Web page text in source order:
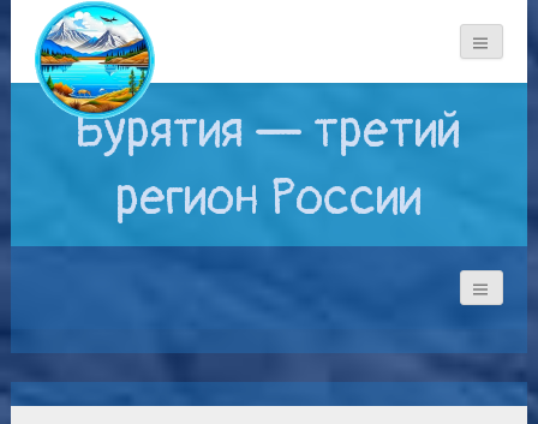
Бурятия — третий
регион России